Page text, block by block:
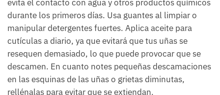
evita el contacto con agua y otros productos químicos
durante los primeros días. Usa guantes al limpiar o
manipular detergentes fuertes. Aplica aceite para
cutículas a diario, ya que evitará que tus uñas se
resequen demasiado, lo que puede provocar que se
descamen. En cuanto notes pequeñas descamaciones
en las esquinas de las uñas o grietas diminutas,
rellénalas para evitar que se extiendan.